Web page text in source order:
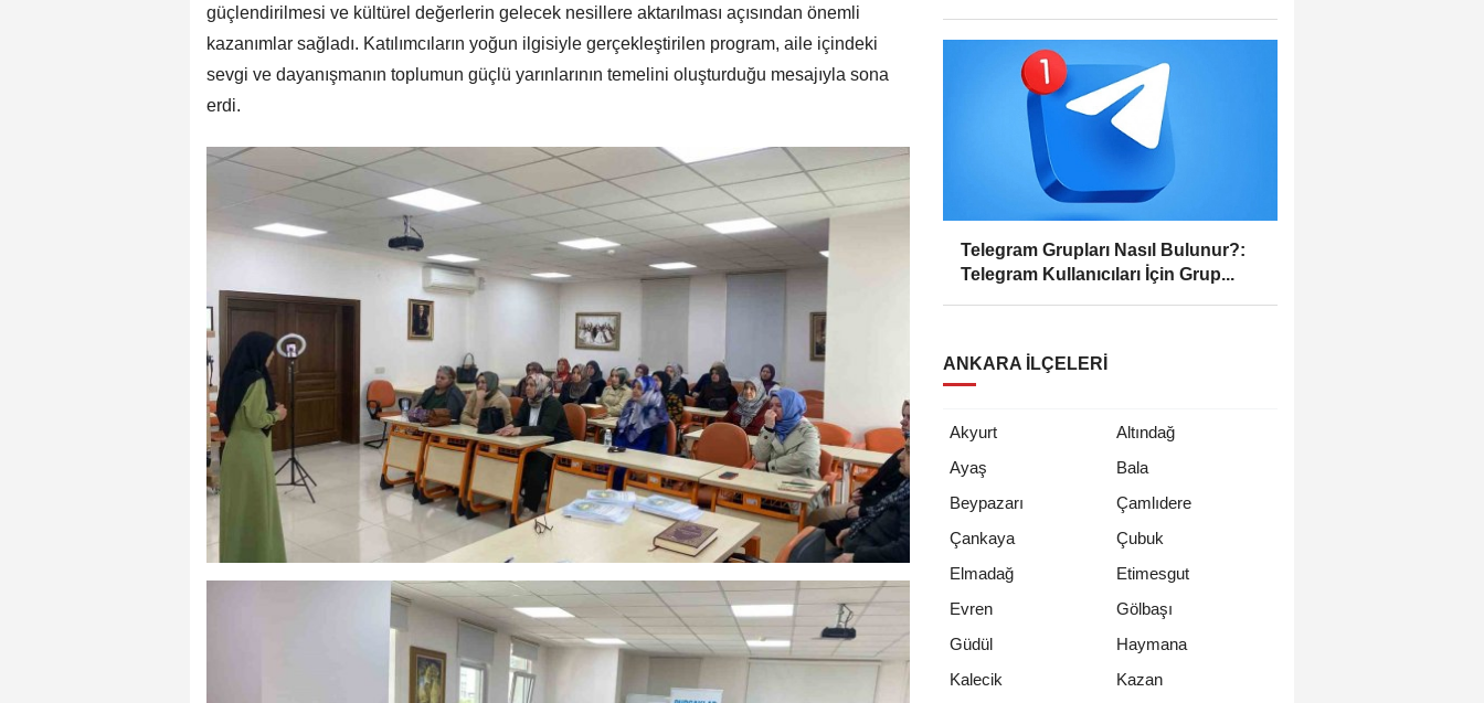
güçlendirilmesi ve kültürel değerlerin gelecek nesillere aktarılması açısından önemli
kazanımlar sağladı. Katılımcıların yoğun ilgisiyle gerçekleştirilen program, aile içindeki
sevgi ve dayanışmanın toplumun güçlü yarınlarının temelini oluşturduğu mesajıyla sona
erdi.
Telegram Grupları Nasıl Bulunur?:
Telegram Kullanıcıları İçin Grup...
ANKARA İLÇELERI
Akyurt
Altındağ
Ayaş
Bala
Beypazarı
Çamlıdere
Çankaya
Çubuk
Elmadağ
Etimesgut
Evren
Gölbaşı
Güdül
Haymana
Kalecik
Kazan